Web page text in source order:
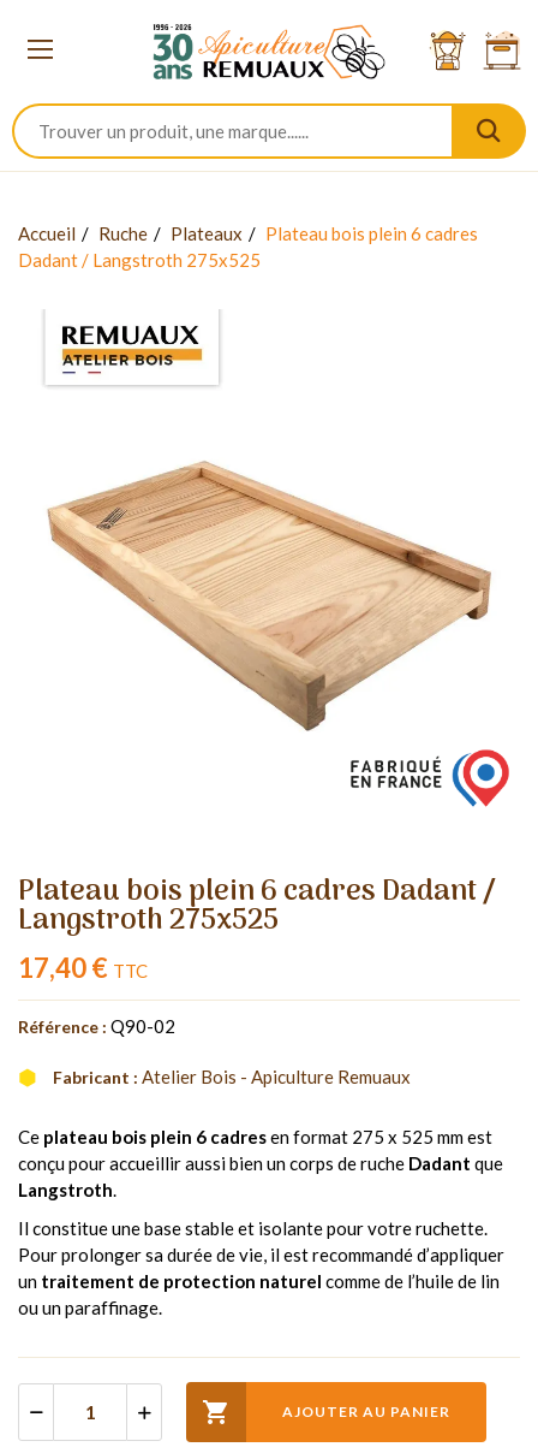
Accueil Ruche Plateaux
Plateau bois plein 6 cadres
Dadant / Langstroth 275x525
Plateau bois plein 6 cadres Dadant /
Langstroth 275x525
17,40 € TTC
Référence : Q90-02
Fabricant : Atelier Bois - Apiculture Remuaux
Ce plateau bois plein 6 cadresen format 275 x 525 mm est
conçu pour accueillir aussi bien un corps de ruche Dadant que
Langstroth.
Il constitue une base stable et isolante pour votre ruchette.
Pour prolonger sa durée de vie, il est recommandé d’appliquer
un traitement de protection naturel comme de l’huile de lin
ou un paraffinage.
 AJOUTER AU PANIER